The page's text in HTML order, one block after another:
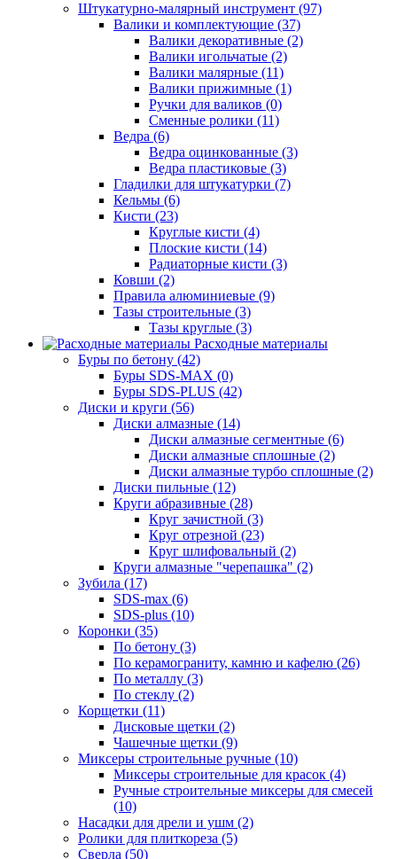
Штукатурно-малярный инструмент (97)
Валики и комплектующие (37)
Валики декоративные (2)
Валики игольчатые (2)
Валики малярные (11)
Валики прижимные (1)
Ручки для валиков (0)
Сменные ролики (11)
Ведра (6)
Ведра оцинкованные (3)
Ведра пластиковые (3)
Гладилки для штукатурки (7)
Кельмы (6)
Кисти (23)
Круглые кисти (4)
Плоские кисти (14)
Радиаторные кисти (3)
Ковши (2)
Правила алюминиевые (9)
Тазы строительные (3)
Тазы круглые (3)
Расходные материалы
Буры по бетону (42)
Буры SDS-MAX (0)
Буры SDS-PLUS (42)
Диски и круги (56)
Диски алмазные (14)
Диски алмазные сегментные (6)
Диски алмазные сплошные (2)
Диски алмазные турбо сплошные (2)
Диски пильные (12)
Круги абразивные (28)
Круг зачистной (3)
Круг отрезной (23)
Круг шлифовальный (2)
Круги алмазные "черепашка" (2)
Зубила (17)
SDS-max (6)
SDS-plus (10)
Коронки (35)
По бетону (3)
По керамограниту, камню и кафелю (26)
По металлу (3)
По стеклу (2)
Корщетки (11)
Дисковые щетки (2)
Чашечные щетки (9)
Миксеры строительные ручные (10)
Миксеры строительные для красок (4)
Ручные строительные миксеры для смесей
(10)
Насадки для дрели и ушм (2)
Ролики для плиткореза (5)
Сверла (50)